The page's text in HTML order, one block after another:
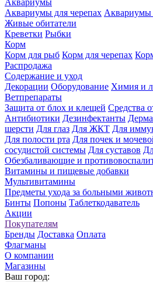
Аквариумы
Аквариумы для черепах
Живые обитатели
Креветки Рыбки
Корм
Корм для рыб Корм для черепах
Распродажа
Содержание и уход
Декорации Оборудование Химия и
Ветпрепараты
Защита от блох и клещей Средства
Антибиотики Дезинфектанты
шерсти Для глаз Для ЖКТ Для
Для полости рта Для почек и
сосудистой системы Для суставов
Обезбаливающие и
Витамины и пищевые добавки
Мультивитамины
Предметы ухода за больными
Бинты Попоны Таблеткодаватель
Акции
Покупателям
Бренды Доставка Оплата
Флагманы
О компании
Магазины
Ваш город: